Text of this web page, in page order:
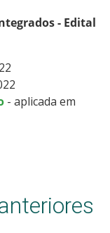
- Edital
- aplicada em